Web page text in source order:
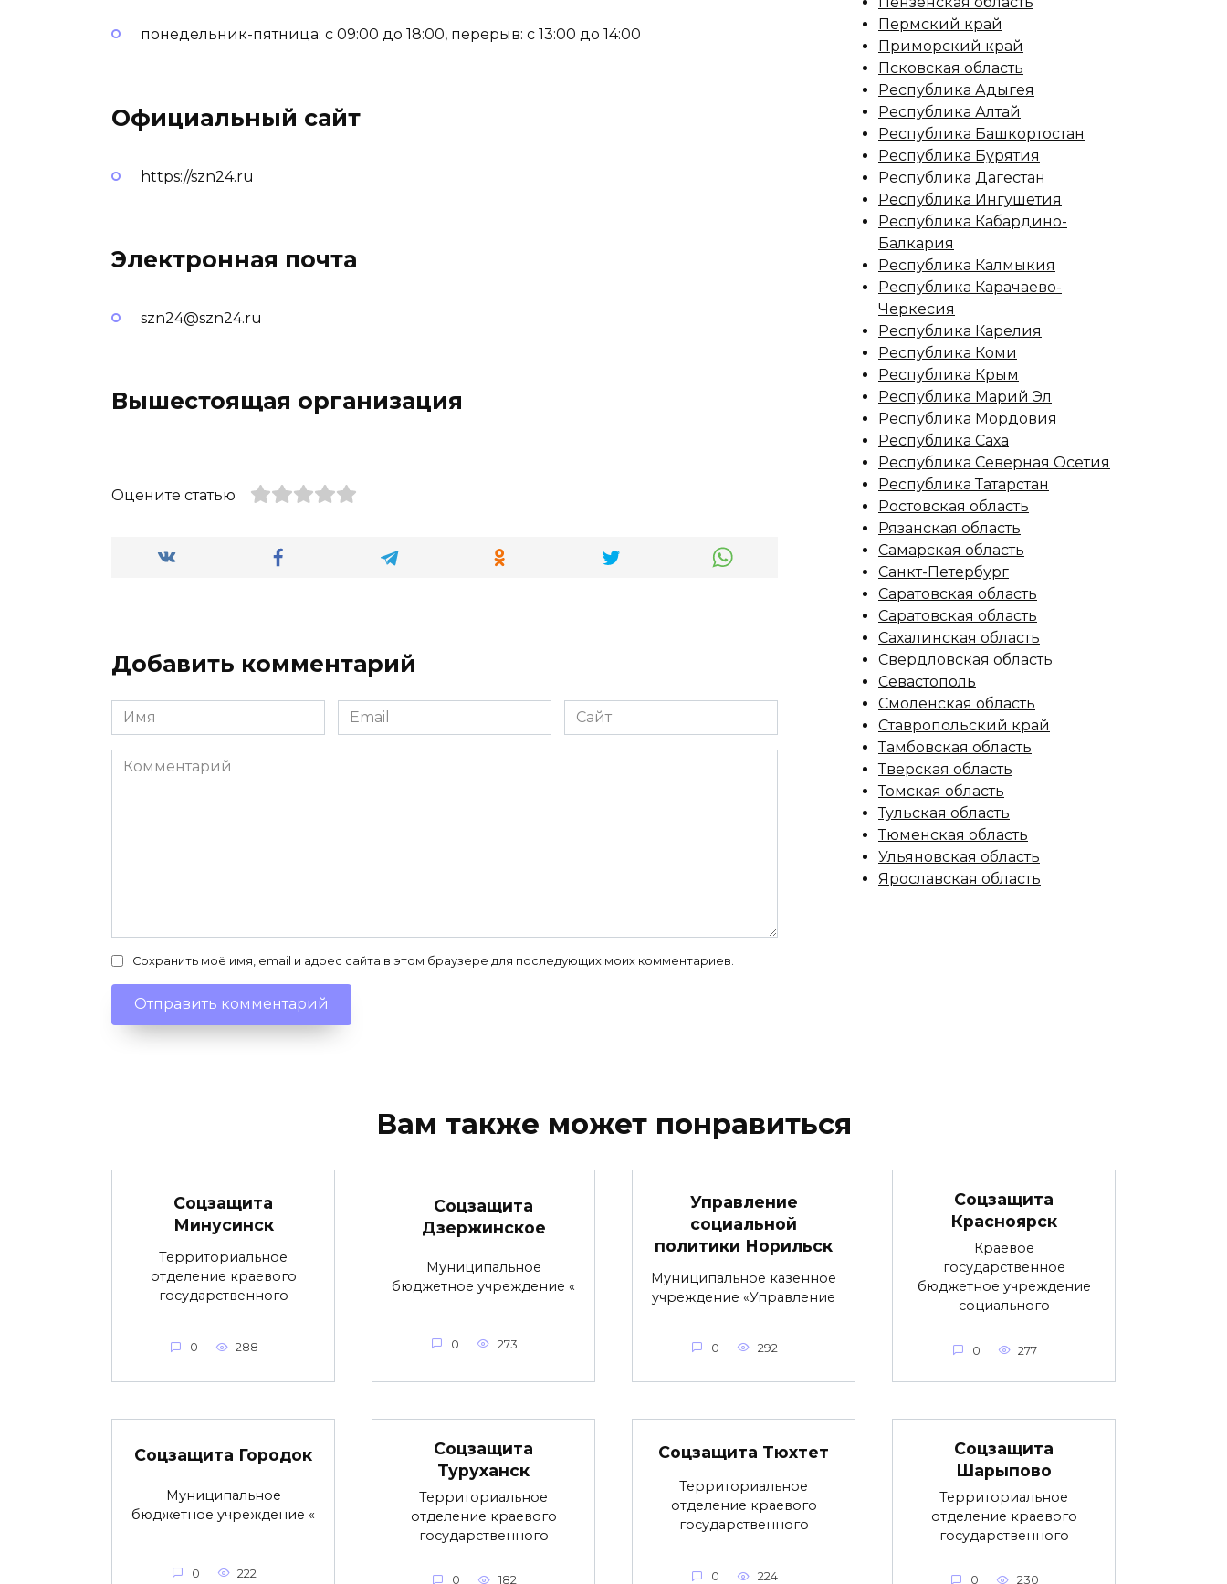
понедельник-пятница: с 09:00 до 18:00, перерыв: с 13:00 до 14:00
Официальный сайт
https://szn24.ru
Электронная почта
szn24@szn24.ru
Вышестоящая организация
Оцените статью
Добавить комментарий
Имя
*
Email
*
Сайт
Комментарий
Сохранить моё имя, email и адрес сайта в этом браузере для последующих моих комментариев.
Пермский край
Приморский край
Псковская область
Республика Адыгея
Республика Алтай
Республика Башкортостан
Республика Бурятия
Республика Дагестан
Республика Ингушетия
Республика Кабардино-
Балкария
Республика Калмыкия
Республика Карачаево-
Черкесия
Республика Карелия
Республика Коми
Республика Крым
Республика Марий Эл
Республика Мордовия
Республика Саха
Республика Северная Осетия
Республика Татарстан
Ростовская область
Рязанская область
Самарская область
Санкт-Петербург
Саратовская область
Саратовская область
Сахалинская область
Свердловская область
Севастополь
Смоленская область
Ставропольский край
Тамбовская область
Тверская область
Томская область
Тульская область
Тюменская область
Ульяновская область
Ярославская область
Вам также может понравиться
Соцзащита
Минусинск
Территориальное
отделение краевого
государственного
0 288
Соцзащита
Дзержинское
Муниципальное
бюджетное учреждение «
0 273
Управление
социальной
политики Норильск
Муниципальное казенное
учреждение «Управление
0 292
Соцзащита
Красноярск
Краевое
государственное
бюджетное учреждение
социального
0 277
Соцзащита Городок
Муниципальное
бюджетное учреждение «
0 222
Соцзащита
Туруханск
Территориальное
отделение краевого
государственного
0 182
Соцзащита Тюхтет
Территориальное
отделение краевого
государственного
0 224
Соцзащита
Шарыпово
Территориальное
отделение краевого
государственного
0 230